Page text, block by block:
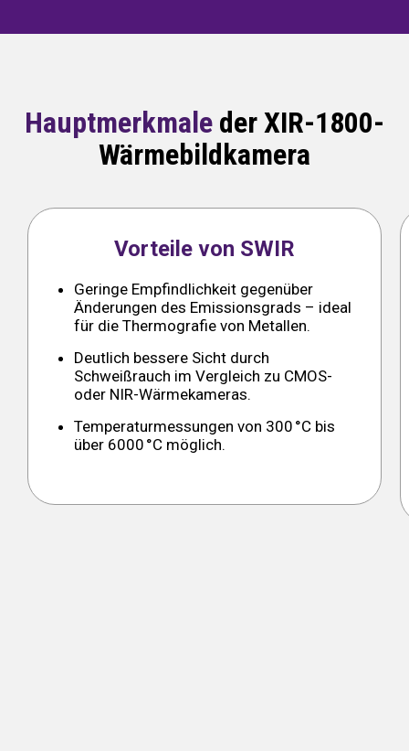
Hauptmerkmale der XIR-1800-
Wärmebildkamera
Vorteile von SWIR
Geringe Empfindlichkeit gegenüber
Änderungen des Emissionsgrads – ideal
für die Thermografie von Metallen.
Deutlich bessere Sicht durch
Schweißrauch im Vergleich zu CMOS-
oder NIR-Wärmekameras.
Temperaturmessungen von 300 °C bis
über 6000 °C möglich.